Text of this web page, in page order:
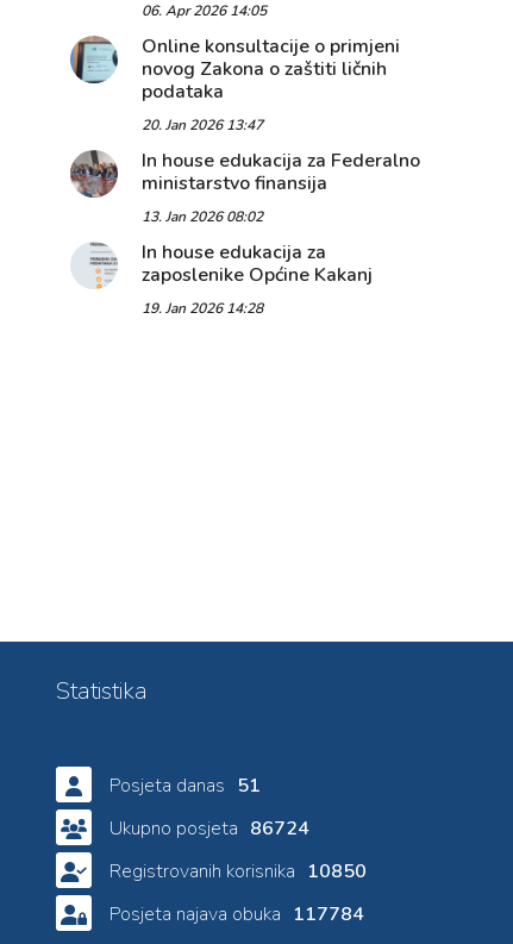
06. Apr 2026 14:05
Online konsultacije o primjeni
novog Zakona o zaštiti ličnih
podataka
20. Jan 2026 13:47
In house edukacija za Federalno
ministarstvo finansija
13. Jan 2026 08:02
In house edukacija za
zaposlenike Općine Kakanj
19. Jan 2026 14:28
Statistika
Posjeta danas 51
Ukupno posjeta 86724
Registrovanih korisnika 10850
Posjeta najava obuka 117784